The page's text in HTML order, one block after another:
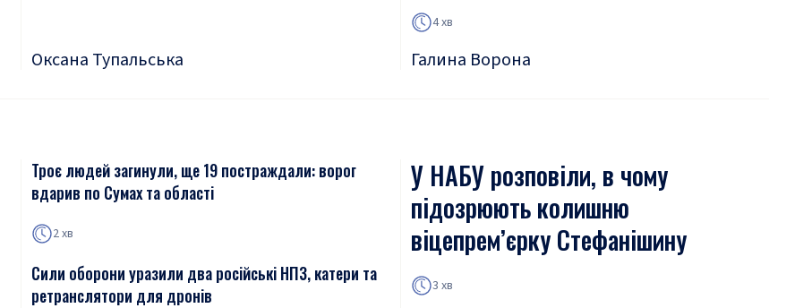
Оксана Тупальська
4 хв
Галина Ворона
Троє людей загинули, ще 19 постраждали: ворог
вдарив по Сумах та області
2 хв
Сили оборони уразили два російські НПЗ, катери та
ретранслятори для дронів
У НАБУ розповіли, в чому
підозрюють колишню
віцепрем’єрку Стефанішину
3 хв